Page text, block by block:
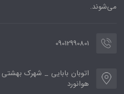
می‌شوند.
09012990801
هوانورد